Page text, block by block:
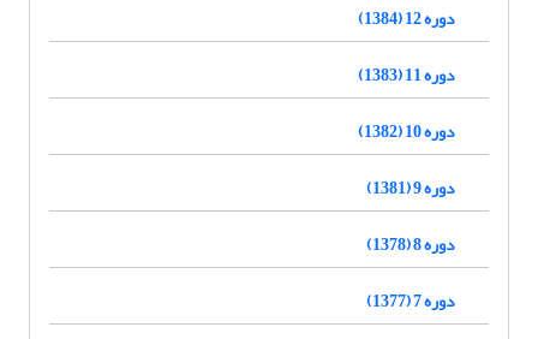
دوره 12 (1384)
دوره 11 (1383)
دوره 10 (1382)
دوره 9 (1381)
دوره 8 (1378)
دوره 7 (1377)